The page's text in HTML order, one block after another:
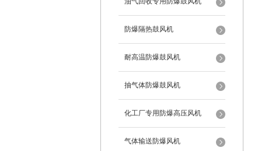
防爆隔热鼓风机
耐高温防爆鼓风机
抽气体防爆鼓风机
化工厂专用防爆高压风机
气体输送防爆风机